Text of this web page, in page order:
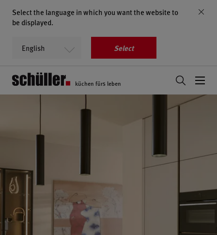
Select the language in which you want the website to
be displayed.
Select
küchen fürs leben